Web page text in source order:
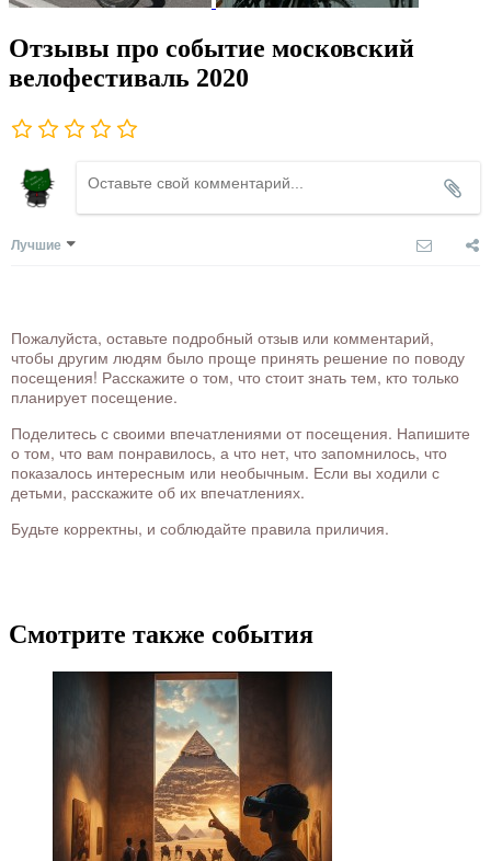
Отзывы про событие московский
велофестиваль 2020
Лучшие
Пожалуйста, оставьте подробный отзыв или комментарий,
чтобы другим людям было проще принять решение по поводу
посещения! Расскажите о том, что стоит знать тем, кто только
планирует посещение.
Поделитесь с своими впечатлениями от посещения. Напишите
о том, что вам понравилось, а что нет, что запомнилось, что
показалось интересным или необычным. Если вы ходили с
детьми, расскажите об их впечатлениях.
Будьте корректны, и соблюдайте правила приличия.
Смотрите также события